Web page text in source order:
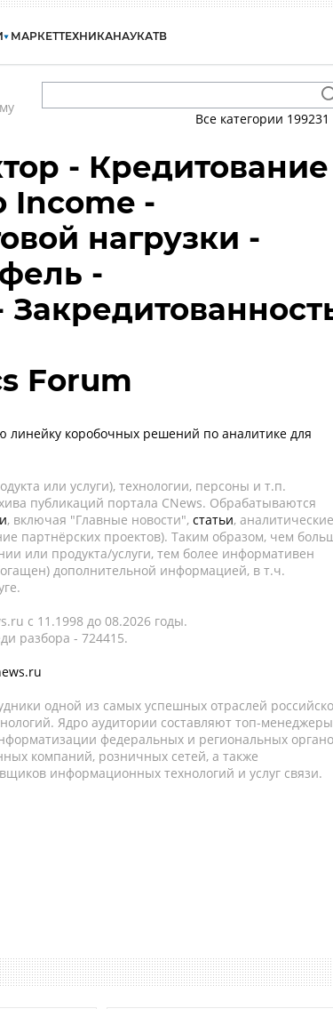
МАРКЕТТЕХНИКАНАУКАТВ
Все категории 199231
- Кредитование
Income -
нагрузки -
-
Forum
линейку коробочных решений по аналитике для
или услуги), технологии, персоны и т.п.
публикаций портала CNews. Обрабатываются
, включая "Главные новости", статьи, аналитические
партнёрских проектов). Таким образом, чем
или продукта/услуги, тем более информативен
дополнительной информацией, в т.ч.
c 11.1998 до 08.2026 годы.
разбора - 724415.
одной из самых успешных отраслей
Ядро аудитории составляют топ-
федеральных и региональных
компаний, розничных сетей, а также
информационных технологий и услуг связи.